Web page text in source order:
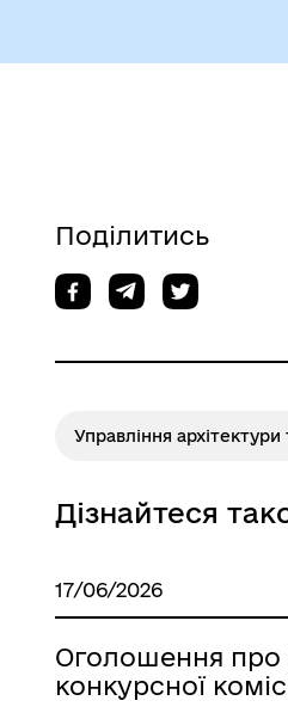
Поділитись
Управління
Дізнайтеся
17/06/2026
Оголошення про
конкурсної